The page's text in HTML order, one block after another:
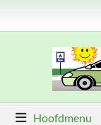
Hoofdmenu